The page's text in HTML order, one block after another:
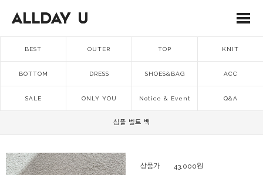
BEST OUTER TOP KNIT
BOTTOM DRESS SHOES&BAG ACC
SALE ONLY YOU Notice & Event Q&A
심플 벨트 백
상품가 43,000원